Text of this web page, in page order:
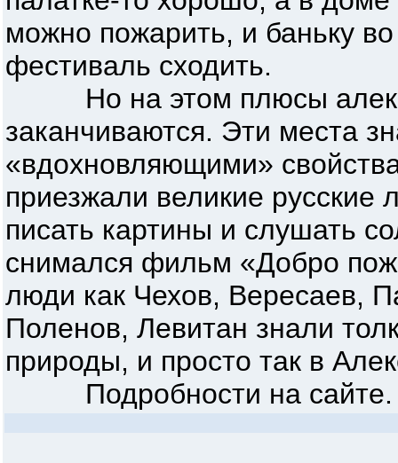
можно пожарить, и баньку
фестиваль сходить.
Но на этом плюсы
заканчиваются. Эти места
«вдохновляющими»
приезжали великие
писать картины и слушать
снимался фильм «Добро
люди как Чехов, Вересаев,
Поленов, Левитан знали
природы, и просто так в
Подробности на сайте.